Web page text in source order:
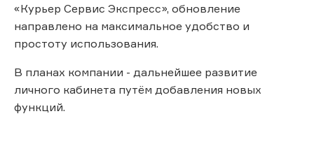
«Курьер Сервис Экспресс», обновление
направлено на максимальное удобство и
простоту использования.
В планах компании - дальнейшее развитие
личного кабинета путём добавления новых
функций.